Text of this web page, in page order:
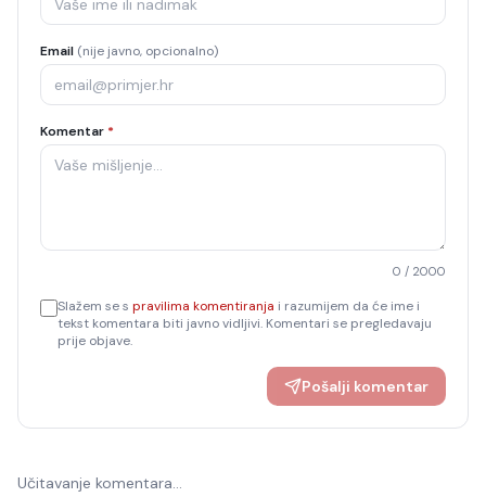
Email (nije javno, opcionalno)
Komentar *
0 / 2000
Slažem se s pravilima komentiranja i razumijem da će ime i
tekst komentara biti javno vidljivi. Komentari se pregledavaju
prije objave.
Pošalji komentar
Učitavanje komentara…